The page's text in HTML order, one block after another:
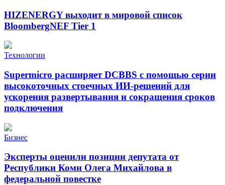
HIZENERGY выходит в мировой список
BloombergNEF Tier 1
Технологии
Supermicro расширяет DCBBS с помощью серии
высокоточных стоечных ИИ-решений для
ускорения развертывания и сокращения сроков
подключения
Бизнес
Эксперты оценили позиции депутата от
Республики Коми Олега Михайлова в
федеральной повестке